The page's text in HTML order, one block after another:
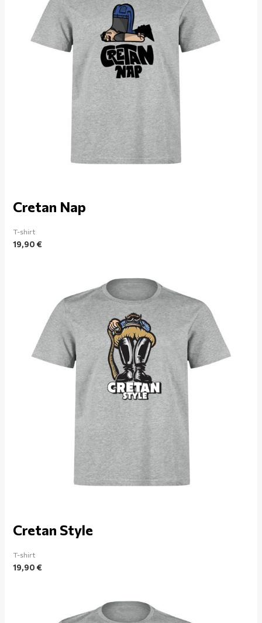
Cretan Nap
T-shirt
19,90€
Cretan Style
T-shirt
19,90€